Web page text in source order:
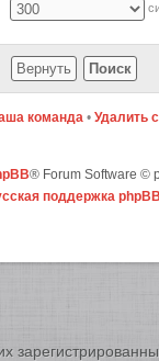
команда • Удалить
® Forum Software ©
поддержка